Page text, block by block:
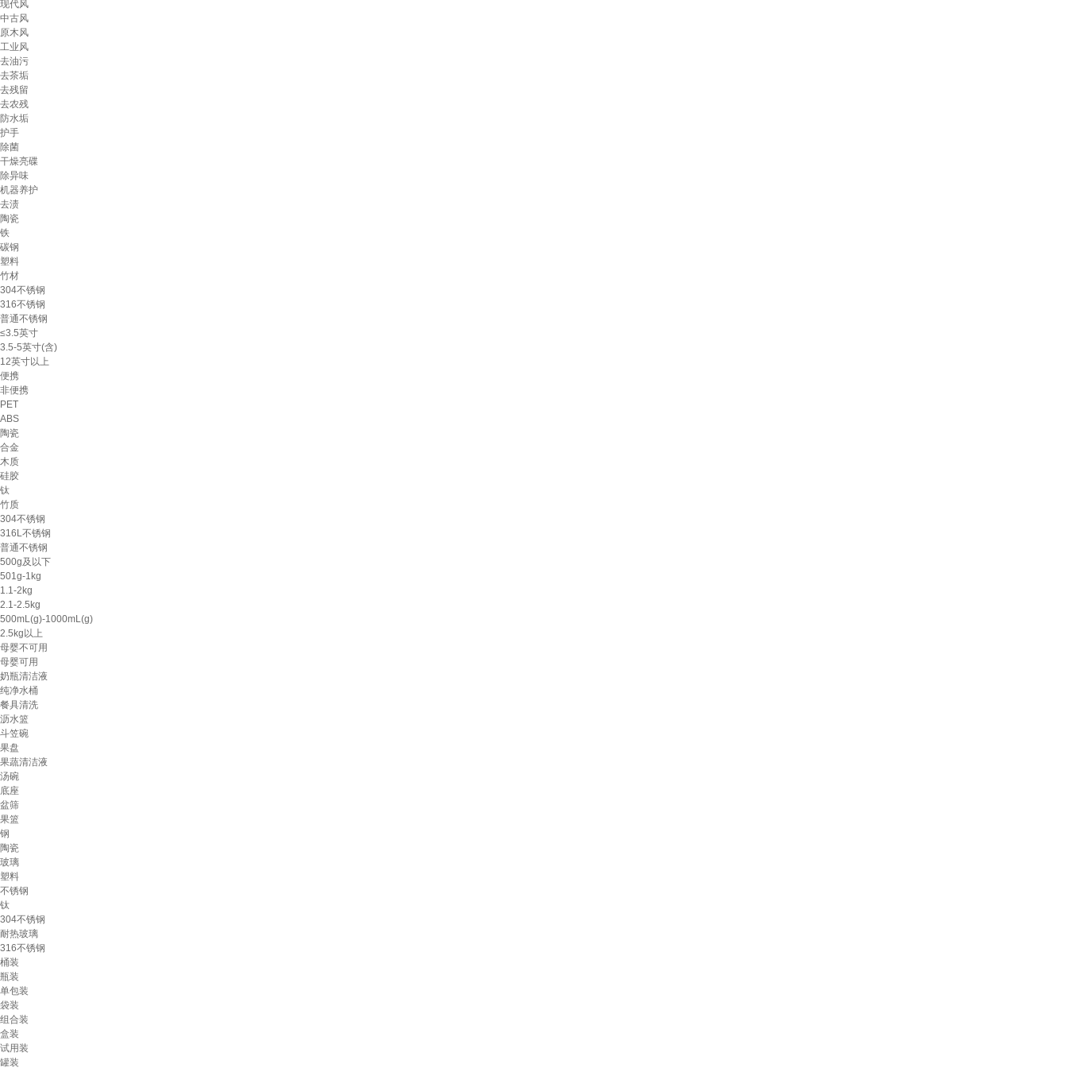
现代风
中古风
原木风
工业风
去油污
去茶垢
去残留
去农残
防水垢
护手
除菌
干燥亮碟
除异味
机器养护
去渍
陶瓷
铁
碳钢
塑料
竹材
304不锈钢
316不锈钢
普通不锈钢
≤3.5英寸
3.5-5英寸(含)
12英寸以上
便携
非便携
PET
ABS
陶瓷
合金
木质
硅胶
钛
竹质
304不锈钢
316L不锈钢
普通不锈钢
500g及以下
501g-1kg
1.1-2kg
2.1-2.5kg
500mL(g)-1000mL(g)
2.5kg以上
母婴不可用
母婴可用
奶瓶清洁液
纯净水桶
餐具清洗
沥水篮
斗笠碗
果盘
果蔬清洁液
汤碗
底座
盆筛
果篮
钢
陶瓷
玻璃
塑料
不锈钢
钛
304不锈钢
耐热玻璃
316不锈钢
桶装
瓶装
单包装
袋装
组合装
盒装
试用装
罐装